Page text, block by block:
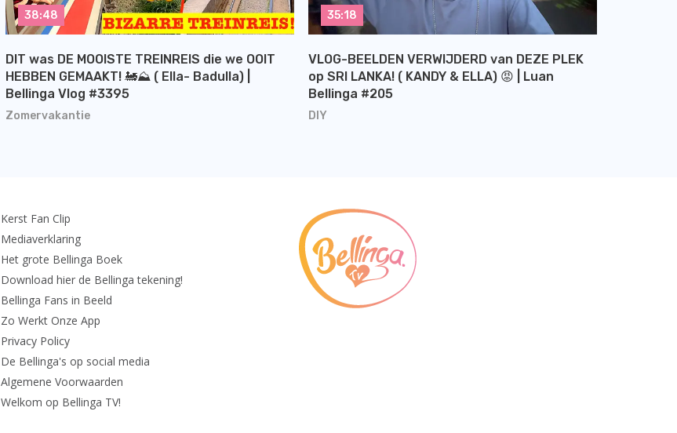
Zomervakantie
DIT was DE MOOISTE TREINREIS die we OOIT
HEBBEN GEMAAKT! 🚂⛰️ ( Ella- Badulla) |
Bellinga Vlog #3395
38:48
DIY
VLOG-BEELDEN VERWIJDERD van DEZE PLEK
op SRI LANKA! ( KANDY & ELLA) 😡 | Luan
Bellinga #205
35:18
Kerst Fan Clip
Mediaverklaring
Het grote Bellinga Boek
Download hier de Bellinga tekening!
Bellinga Fans in Beeld
Zo Werkt Onze App
Privacy Policy
De Bellinga's op social media
Algemene Voorwaarden
Welkom op Bellinga TV!